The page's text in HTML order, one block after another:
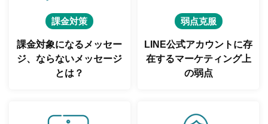
課金対策
課金対象になるメッセー
ジ、ならないメッセージ
とは？
弱点克服
LINE公式アカウントに存
在するマーケティング上
の弱点